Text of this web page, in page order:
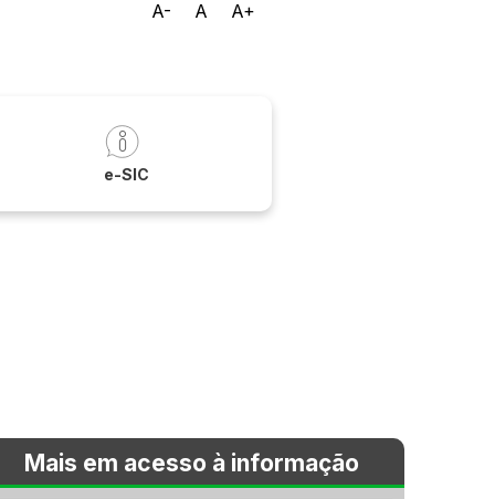
A- A
A+
e-SIC
Mais em acesso à informação